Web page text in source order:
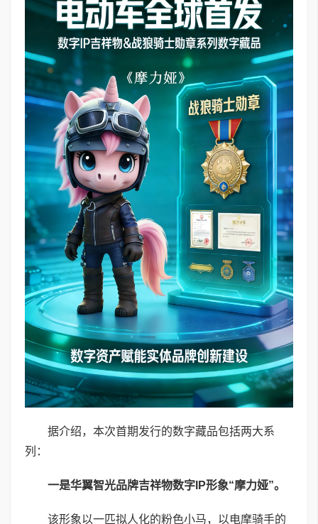
据介绍，本次首期发行的数字藏品包括两大系
列：
一是华翼智光品牌吉祥物数字 IP形象“摩力娅”。
该形象以一匹拟人化的粉色小马，以电摩骑手的